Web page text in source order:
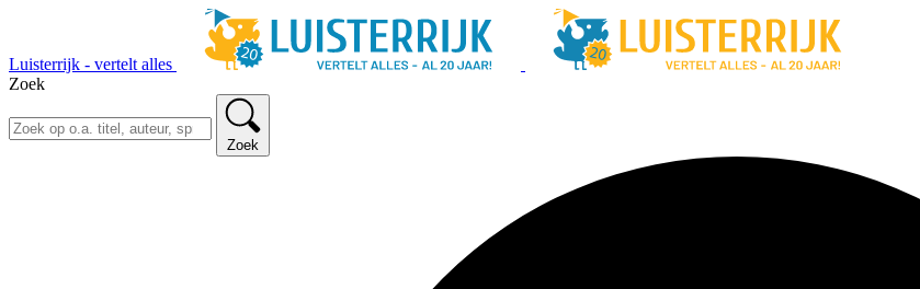
Luisterrijk - vertelt alles
Zoek
Zoek